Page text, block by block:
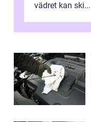
vädret kan ski...